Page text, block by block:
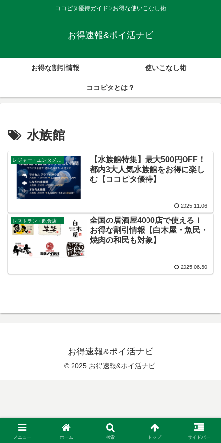
ココピタ優待ガイド✨お得な使いこなし術
お得速報&ポイ活ナビ
お得な割引情報 使いこなし術
ココピタとは？
水族館
【水族館特集】最大500円OFF！
都内3大人気水族館をお得に楽し
む【ココピタ優待】
2025.11.06
レストラン・飲食店・その他サービス
全国の居酒屋4000店で使える！
お得な割引情報【白木屋・魚民・
焼肉の和民も対象】
2025.08.30
お得速報&ポイ活ナビ
© 2025 お得速報&ポイ活ナビ.
メニュー ホーム 検索 トップ サイドバー